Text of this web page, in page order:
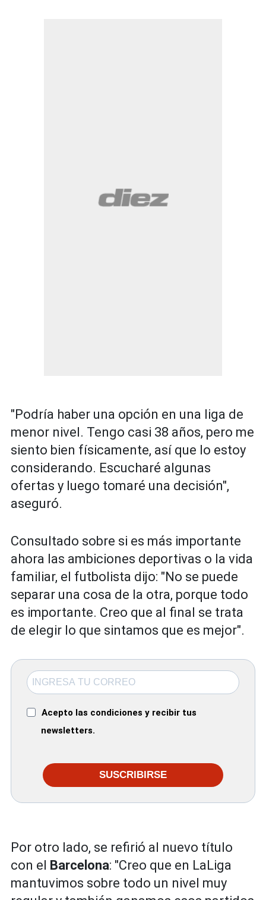
"Podría haber una opción en una liga de
menor nivel. Tengo casi 38 años, pero me
siento bien físicamente, así que lo estoy
considerando. Escucharé algunas
ofertas y luego tomaré una decisión",
aseguró.
Consultado sobre si es más importante
ahora las ambiciones deportivas o la vida
familiar, el futbolista dijo: "No se puede
separar una cosa de la otra, porque todo
es importante. Creo que al final se trata
de elegir lo que sintamos que es mejor".
Acepto las condiciones y recibir tus
newsletters.
SUSCRIBIRSE
Por otro lado, se refirió al nuevo título
con el Barcelona: "Creo que en LaLiga
mantuvimos sobre todo un nivel muy